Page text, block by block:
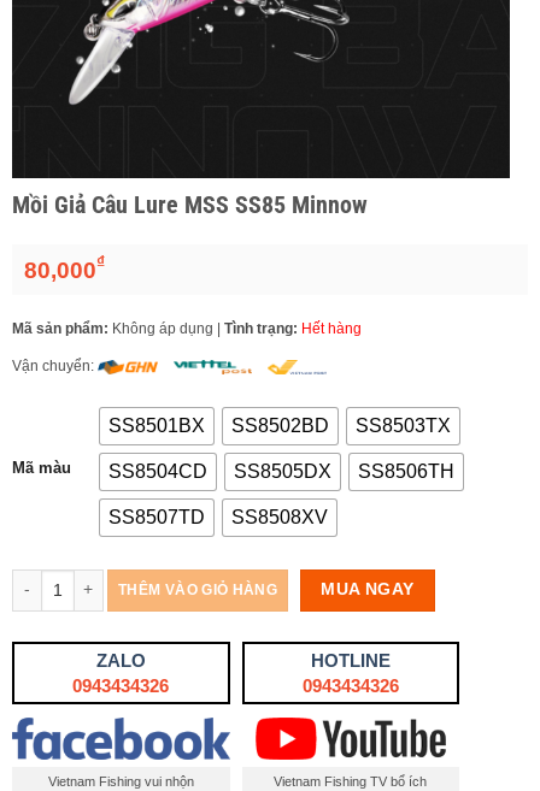
Mồi Giả Câu Lure MSS SS85 Minnow
80,000₫
Mã sản phẩm: Không áp dụng | Tình trạng: Hết hàng
Vận chuyển:
Mã màu
SS8501BX SS8502BD SS8503TX
SS8504CD SS8505DX SS8506TH
SS8507TD SS8508XV
Số lượng THÊM VÀO GIỎ HÀNG MUA NGAY
ZALO
0943434326
HOTLINE
0943434326
Vietnam Fishing vui nhộn Vietnam Fishing TV bổ ích